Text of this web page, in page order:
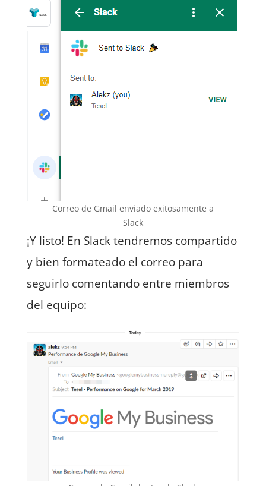
Correo de Gmail enviado exitosamente a
Slack
¡Y listo! En Slack tendremos compartido
y bien formateado el correo para
seguirlo comentando entre miembros
del equipo: